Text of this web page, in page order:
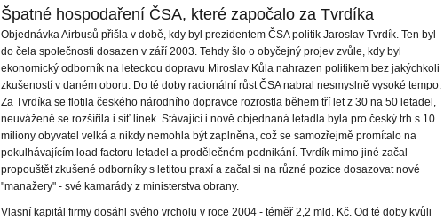
Špatné hospodaření ČSA, které započalo za Tvrdíka
Objednávka Airbusů přišla v době, kdy byl prezidentem ČSA politik Jaroslav Tvrdík. Ten byl
do čela společnosti dosazen v září 2003. Tehdy šlo o obyčejný projev zvůle, kdy byl
ekonomický odborník na leteckou dopravu Miroslav Kůla nahrazen politikem bez jakýchkoli
zkušeností v daném oboru. Do té doby racionální růst ČSA nabral nesmyslně vysoké tempo.
Za Tvrdíka se flotila českého národního dopravce rozrostla během tří let z 30 na 50 letadel,
neuváženě se rozšířila i síť linek. Stávající i nově objednaná letadla byla pro český trh s 10
miliony obyvatel velká a nikdy nemohla být zaplněna, což se samozřejmě promítalo na
pokulhávajícím load factoru letadel a prodělečném podnikání. Tvrdík mimo jiné začal
propouštět zkušené odborníky s letitou praxí a začal si na různé pozice dosazovat nové
"manažery" - své kamarády z ministerstva obrany.
Vlasní kapitál firmy dosáhl svého vrcholu v roce 2004 - téměř 2,2 mld. Kč. Od té doby kvůli